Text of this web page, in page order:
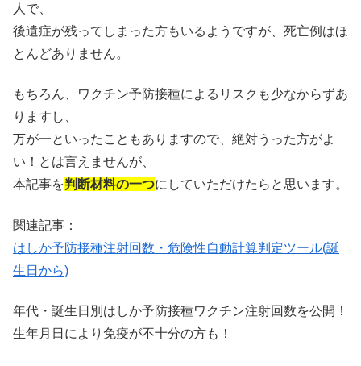
人で、
後遺症が残ってしまった方もいるようですが、死亡例はほ
とんどありません。
もちろん、ワクチン予防接種によるリスクも少なからずあ
りますし、
万が一といったこともありますので、絶対うった方がよ
い！とは言えませんが、
本記事を判断材料の一つにしていただけたらと思います。
関連記事：
はしか予防接種注射回数・危険性自動計算判定ツール(誕
生日から)
年代・誕生日別はしか予防接種ワクチン注射回数を公開！
生年月日により免疫が不十分の方も！